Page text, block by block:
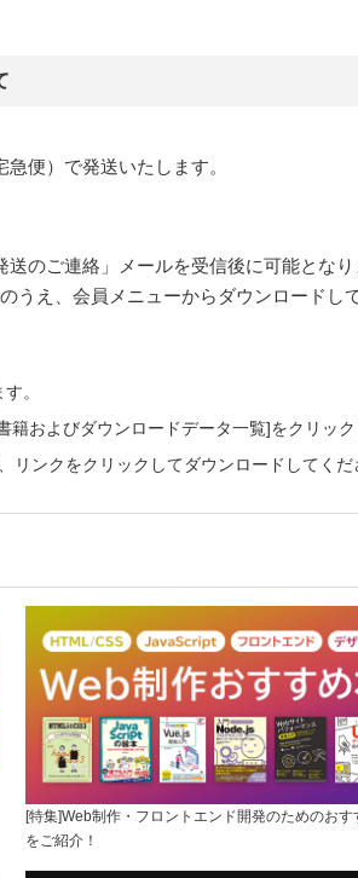
便）で発送いたします。
のご連絡」メールを受信後に可能となり
うえ、会員メニューからダウンロードし
。
およびダウンロードデータ一覧]をクリック
ンクをクリックしてダウンロードしてくだ
[特集]Web制作・フロントエンド開発のためのおす
をご紹介！